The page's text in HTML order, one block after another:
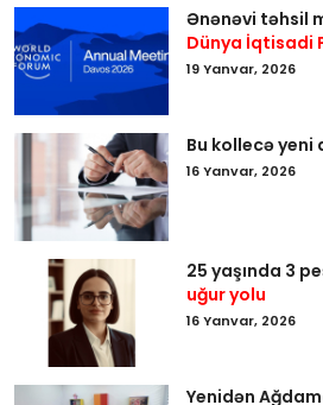
Ənənəvi təhsil
Dünya İqtisadi
19 Yanvar, 2026
Bu kollecə
16 Yanvar, 2026
25 yaşında 3
uğur yolu
16 Yanvar, 2026
Yenidən